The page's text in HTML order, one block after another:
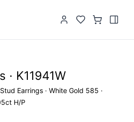
· K11941W
Earrings · White Gold 585 ·
H/P